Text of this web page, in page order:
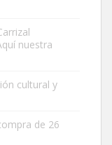
de un mes,
nuestra
cultural y
de 26